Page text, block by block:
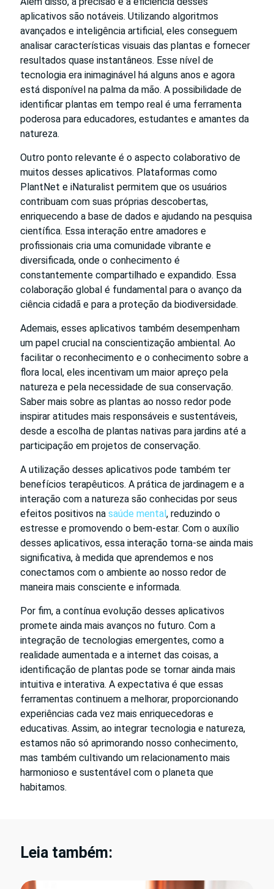
aplicativos são notáveis. Utilizando algoritmos
avançados e inteligência artificial, eles conseguem
analisar características visuais das plantas e fornecer
resultados quase instantâneos. Esse nível de
tecnologia era inimaginável há alguns anos e agora
está disponível na palma da mão. A possibilidade de
identificar plantas em tempo real é uma ferramenta
poderosa para educadores, estudantes e amantes da
natureza.
Outro ponto relevante é o aspecto colaborativo de
muitos desses aplicativos. Plataformas como
PlantNet e iNaturalist permitem que os usuários
contribuam com suas próprias descobertas,
enriquecendo a base de dados e ajudando na pesquisa
científica. Essa interação entre amadores e
profissionais cria uma comunidade vibrante e
diversificada, onde o conhecimento é
constantemente compartilhado e expandido. Essa
colaboração global é fundamental para o avanço da
ciência cidadã e para a proteção da biodiversidade.
Ademais, esses aplicativos também desempenham
um papel crucial na conscientização ambiental. Ao
facilitar o reconhecimento e o conhecimento sobre a
flora local, eles incentivam um maior apreço pela
natureza e pela necessidade de sua conservação.
Saber mais sobre as plantas ao nosso redor pode
inspirar atitudes mais responsáveis e sustentáveis,
desde a escolha de plantas nativas para jardins até a
participação em projetos de conservação.
A utilização desses aplicativos pode também ter
benefícios terapêuticos. A prática de jardinagem e a
interação com a natureza são conhecidas por seus
efeitos positivos na saúde mental, reduzindo o
estresse e promovendo o bem-estar. Com o auxílio
desses aplicativos, essa interação torna-se ainda mais
significativa, à medida que aprendemos e nos
conectamos com o ambiente ao nosso redor de
maneira mais consciente e informada.
Por fim, a contínua evolução desses aplicativos
promete ainda mais avanços no futuro. Com a
integração de tecnologias emergentes, como a
realidade aumentada e a internet das coisas, a
identificação de plantas pode se tornar ainda mais
intuitiva e interativa. A expectativa é que essas
ferramentas continuem a melhorar, proporcionando
experiências cada vez mais enriquecedoras e
educativas. Assim, ao integrar tecnologia e natureza,
estamos não só aprimorando nosso conhecimento,
mas também cultivando um relacionamento mais
harmonioso e sustentável com o planeta que
habitamos.
Leia também: